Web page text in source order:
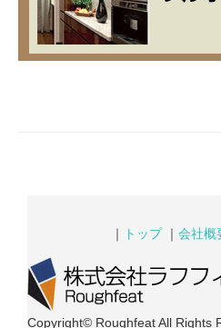
｜ トップ｜ 会社概
Copyright© Roughfeat All Rights